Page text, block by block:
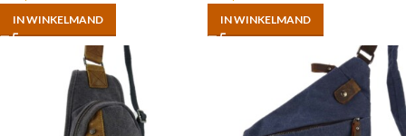
IN WINKELMAND IN WINKELMAND